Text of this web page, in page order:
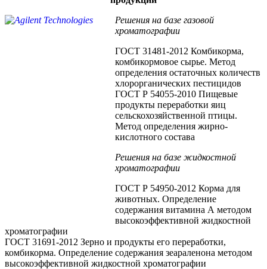
Решения на базе газовой
хроматографии
ГОСТ 31481-2012 Комбикорма,
комбикормовое сырье. Метод
определения остаточных количеств
хлорорганических пестицидов
ГОСТ Р 54055-2010 Пищевые
продукты переработки яиц
сельскохозяйственной птицы.
Метод определения жирно-
кислотного состава
Решения на базе жидкостной
хроматографии
ГОСТ Р 54950-2012 Корма для
животных. Определение
содержания витамина А методом
высокоэффективной жидкостной
хроматографии
ГОСТ 31691-2012 Зерно и продукты его переработки,
комбикорма. Определение содержания зеараленона методом
высокоэффективной жидкостной хроматографии